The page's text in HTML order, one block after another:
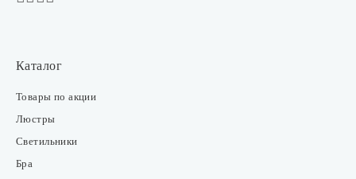
Каталог
Товары по акции
Люстры
Светильники
Бра